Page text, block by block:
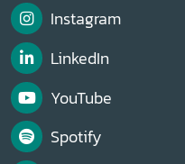
Instagram
LinkedIn
YouTube
Spotify